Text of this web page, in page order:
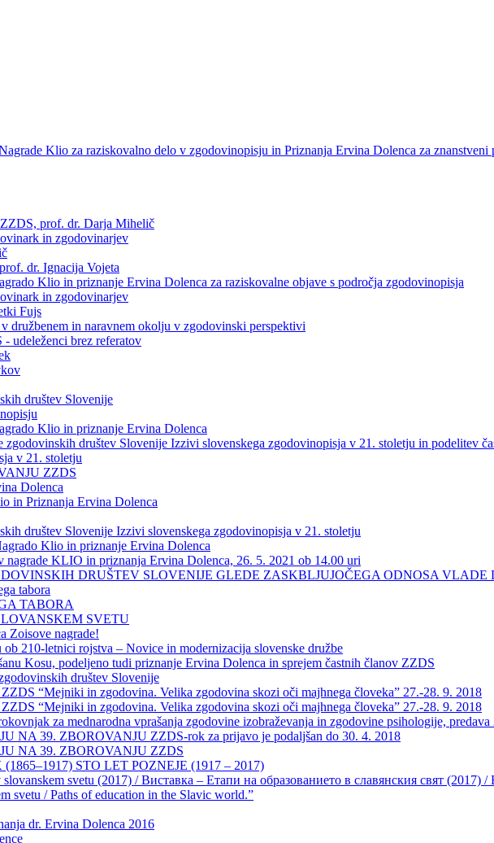
Klio za raziskovalno delo v zgodovinopisju in Priznanja Ervina Dolenca za znanstveni
prof. dr. Darja Mihelič
in zgodovinarjev
dr. Ignacija Vojeta
Klio in priznanje Ervina Dolenca za raziskovalne objave s področja zgodovinopisja
in zgodovinarjev
Fujs
družbenem in naravnem okolju v zgodovinski perspektivi
udeleženci brez referatov
društev Slovenije
Klio in priznanje Ervina Dolenca
društev Slovenije Izzivi slovenskega zgodovinopisja v 21. stoletju in podelitev
v 21. stoletju
ZZDS
Dolenca
in Priznanja Ervina Dolenca
društev Slovenije Izzivi slovenskega zgodovinopisja v 21. stoletju
Klio in priznanje Ervina Dolenca
nagrade KLIO in priznanja Ervina Dolenca, 26. 5. 2021 ob 14.00 uri
DRUŠTEV SLOVENIJE GLEDE ZASKBLJUJOČEGA ODNOSA VLADE
tabora
TABORA
SVETU
Zoisove nagrade!
210-letnici rojstva – Novice in modernizacija slovenske družbe
Kosu, podeljeno tudi priznanje Ervina Dolenca in sprejem častnih članov ZZDS
društev Slovenije
“Mejniki in zgodovina. Velika zgodovina skozi oči majhnega človeka” 27.-28. 9. 2018
“Mejniki in zgodovina. Velika zgodovina skozi oči majhnega človeka” 27.-28. 9. 2018
za mednarodna vprašanja zgodovine izobraževanja in zgodovine psihologije,
NA 39. ZBOROVANJU ZZDS-rok za prijavo je podaljšan do 30. 4. 2018
NA 39. ZBOROVANJU ZZDS
STO LET POZNEJE (1917 – 2017)
svetu (2017) / Виставка – Етапи на образованието в славянския свят
svetu / Paths of education in the Slavic world.”
dr. Ervina Dolenca 2016